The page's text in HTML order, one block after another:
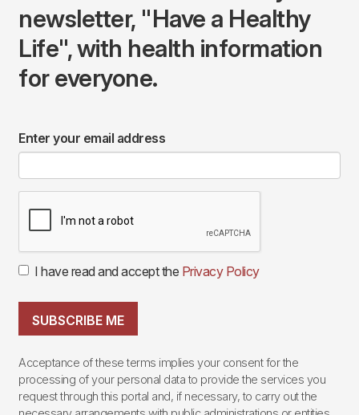
newsletter, "Have a Healthy
Life", with health information
for everyone.
Enter your email address
I have read and accept the Privacy Policy
SUBSCRIBE ME
Acceptance of these terms implies your consent for the
processing of your personal data to provide the services you
request through this portal and, if necessary, to carry out the